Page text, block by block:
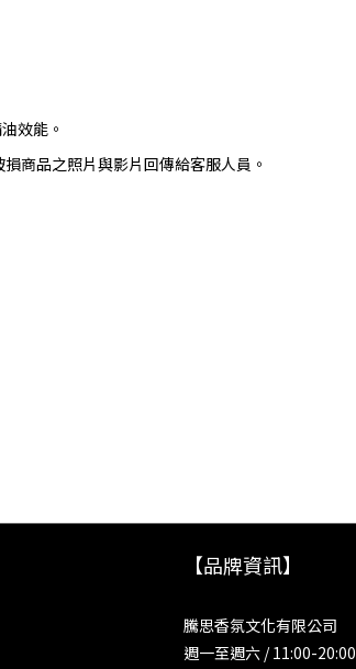
效能。
商品之照片與影片回傳給客服人員。
【品牌資訊】
騰思香氛文化有限公司
週一至週六 / 11:00-20:00